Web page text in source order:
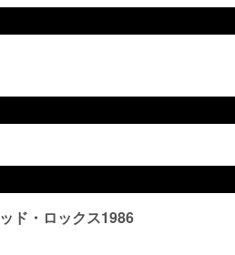
ド・ロックス1986